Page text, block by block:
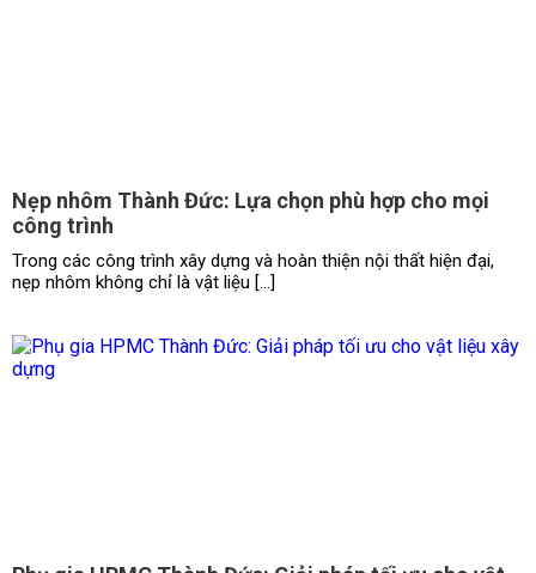
Nẹp nhôm Thành Đức: Lựa chọn phù hợp cho mọi
công trình
Trong các công trình xây dựng và hoàn thiện nội thất hiện đại,
nẹp nhôm không chỉ là vật liệu […]